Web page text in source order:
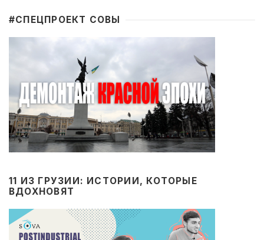
#CПЕЦПРОЕКТ СОВЫ
11 ИЗ ГРУЗИИ: ИСТОРИИ, КОТОРЫЕ
ВДОХНОВЯТ